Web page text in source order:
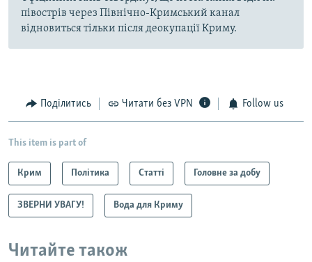
півострів через Північно-Кримський канал
відновиться тільки після деокупації Криму.
Поділитись Читати без VPN Follow us
This item is part of
Крим Політика Статті Головне за добу
ЗВЕРНИ УВАГУ! Вода для Криму
Читайте також